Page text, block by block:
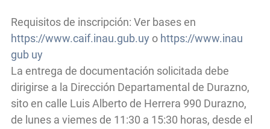
Requisitos de inscripción: Ver bases en
https://www.caif.inau.gub.uy o https://www.inau
gub uy
La entrega de documentación solicitada debe
dirigirse a la Dirección Departamental de Durazno,
sito en calle Luis Alberto de Herrera 990 Durazno,
de lunes a viemes de 11:30 a 15:30 horas, desde el